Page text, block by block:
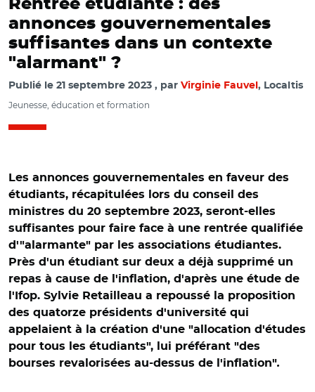
Rentrée étudiante : des
annonces gouvernementales
suffisantes dans un contexte
"alarmant" ?
Publié le 21 septembre 2023 par Virginie Fauvel , Localtis
Jeunesse, éducation et formation
Les annonces gouvernementales en faveur des
étudiants, récapitulées lors du conseil des
ministres du 20 septembre 2023, seront-elles
suffisantes pour faire face à une rentrée qualifiée
d'"alarmante" par les associations étudiantes.
Près d'un étudiant sur deux a déjà supprimé un
repas à cause de l'inflation, d'après une étude de
l'Ifop. Sylvie Retailleau a repoussé la proposition
des quatorze présidents d'université qui
appelaient à la création d'une "allocation d'études
pour tous les étudiants", lui préférant "des
bourses revalorisées au-dessus de l'inflation".